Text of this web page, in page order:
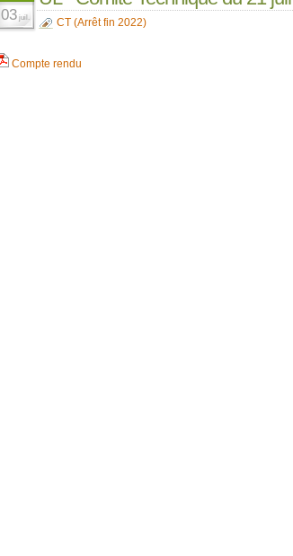
03 juil. CT (Arrêt fin 2022)
Compte rendu